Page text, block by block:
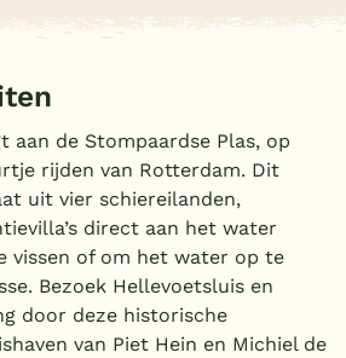
Nederland
Veluwe
Texel
Limburg
Duitsland
België
aan de Stompaardse Plas, op
rijden van Rotterdam. Dit
uit vier schiereilanden,
direct aan het water
vissen of om het water op te
Bezoek Hellevoetsluis en
door deze historische
van Piet Hein en Michiel de